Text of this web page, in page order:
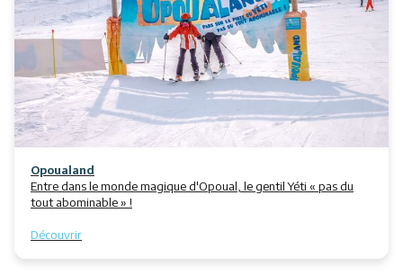
Activités
Services
Animations
Opoualand
Entre dans le monde magique d'Opoual, le gentil Yéti « pas du
tout abominable » !
Découvrir